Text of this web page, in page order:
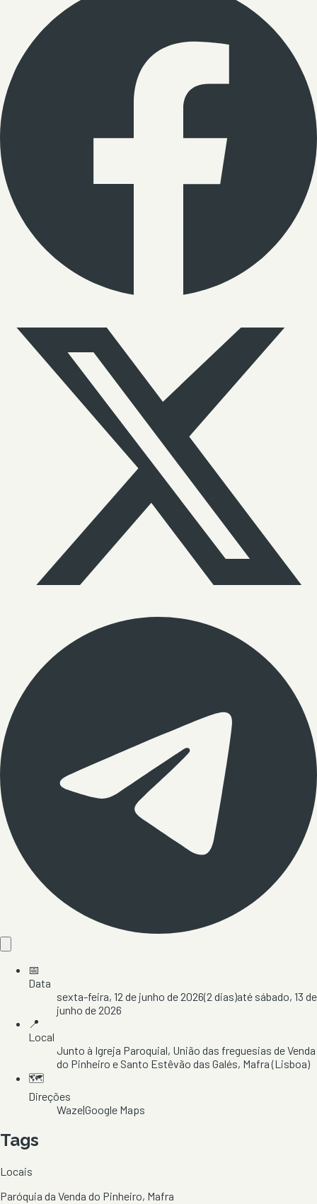
📅
Data
sexta-feira, 12 de junho de 2026(2 dias)até sábado, 13 de
junho de 2026
📍
Local
Junto à Igreja Paroquial, União das freguesias de Venda
do Pinheiro e Santo Estêvão das Galés, Mafra(Lisboa)
🗺️
Direções
Waze|Google Maps
Tags
Locais
Paróquia da Venda do Pinheiro, Mafra